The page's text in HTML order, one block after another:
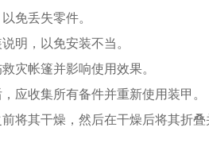
免丢失零件。
明，以免安装不当。
灾帐篷并影响使用效果。
应收集所有备件并重新使用装甲。
将其干燥，然后在干燥后将其折